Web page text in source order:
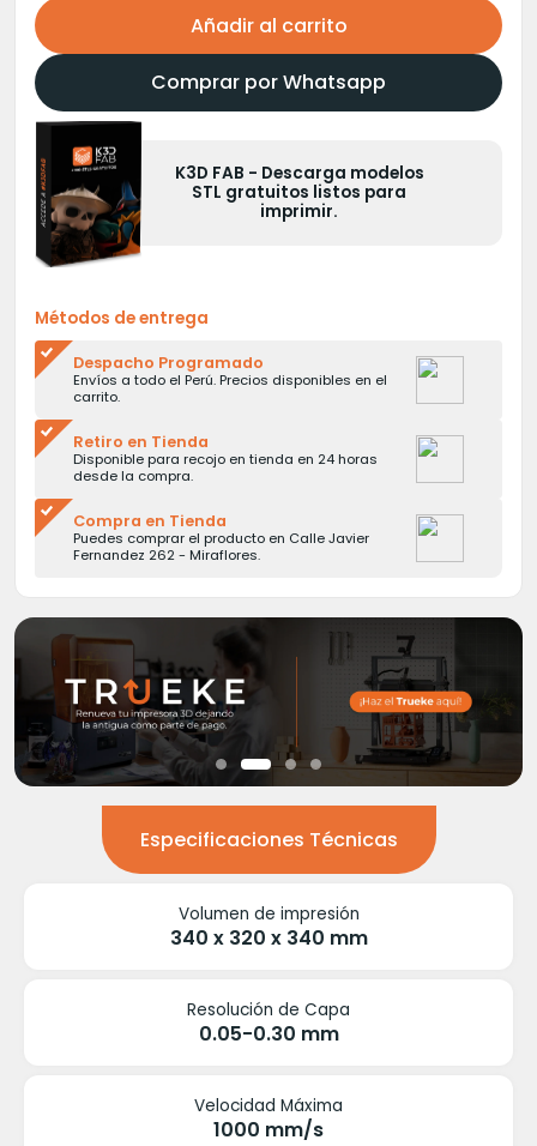
Añadir al carrito
Comprar por Whatsapp
K3D LAB - Aprende impresión
3D con un curso certificado y
gratuito.
Métodos de entrega
Despacho Programado
Envíos a todo el Perú. Precios disponibles en el
carrito.
Retiro en Tienda
Disponible para recojo en tienda en 24 horas
desde la compra.
Compra en Tienda
Puedes comprar el producto en Calle Javier
Fernandez 262 - Miraflores.
Especificaciones Técnicas
Volumen de impresión
340 x 320 x 340 mm
Resolución de Capa
0.05-0.30 mm
Velocidad Máxima
1000 mm/s